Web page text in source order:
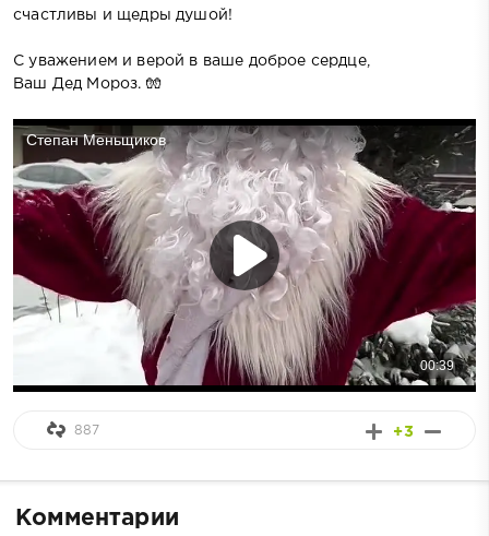
счастливы и щедры душой!
С уважением и верой в ваше доброе сердце,
Ваш Дед Мороз. 🧤
+3
887
Комментарии